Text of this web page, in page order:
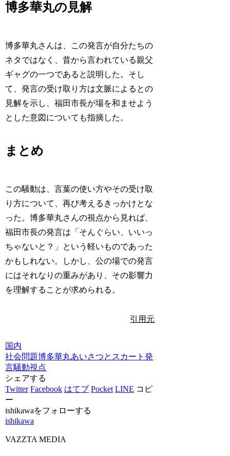
博多華丸の見解
博多華丸さんは、この発言が自分たちの
ネタではなく、昔から言われている親父
ギャグの一つであると説明した。そし
て、発言の受け取り方は文脈によるとの
見解を示し、福田市長が場を和ませよう
とした意図についても指摘した。
まとめ
この騒動は、言葉の使い方やその受け取
り方について、再び考えるきっかけとな
った。博多華丸さんの視点から見れば、
福田市長の発言は「そんぐらい、いいっ
ちゃないと？」という軽いものであった
かもしれない。しかし、公の場での発言
にはそれなりの重みがあり、その影響力
を理解することが求められる。
引用元
国内
社会問題博多華丸あいさつとスカート発
言騒動視点
シェアする
Twitter Facebook はてブ Pocket LINE コピ
ー
ishikawaをフォローする
ishikawa
VAZZTA MEDIA